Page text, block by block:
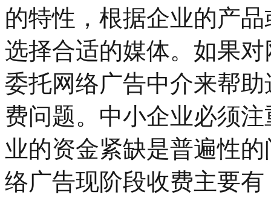
的特性，根据企业的产
选择合适的媒体。如果
委托网络广告中介来帮
费问题。中小企业必须
业的资金紧缺是普遍性
络广告现阶段收费主要